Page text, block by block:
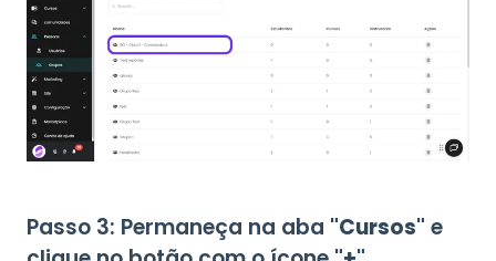
Passo 3: Permaneça na aba "Cursos" e